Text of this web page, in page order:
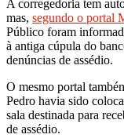
A corregedoria tem
mas, segundo o portal
Público foram
à antiga cúpula do
denúncias de assédio.
O mesmo portal
Pedro havia sido
sala destinada para
de assédio.